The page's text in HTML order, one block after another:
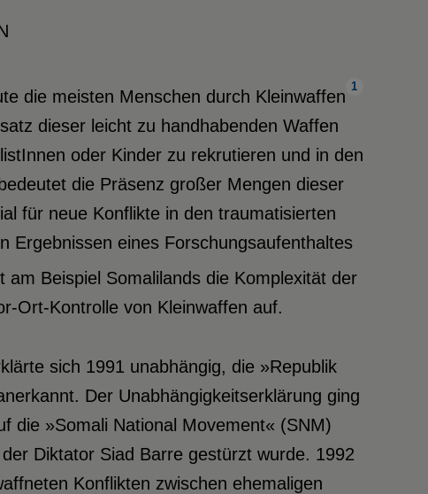
die meisten Menschen durch Kleinwaffen
1
dieser leicht zu handhabenden Waffen
oder Kinder zu rekrutieren und in den
die Präsenz großer Mengen dieser
für neue Konflikte in den traumatisierten
Ergebnissen eines Forschungsaufenthaltes
Beispiel Somalilands die Komplexität der
Ort-Kontrolle von Kleinwaffen auf.
sich 1991 unabhängig, die »Republik
Der Unabhängigkeitserklärung ging
die »Somali National Movement« (SNM)
Diktator Siad Barre gestürzt wurde. 1992
Konflikten zwischen ehemaligen